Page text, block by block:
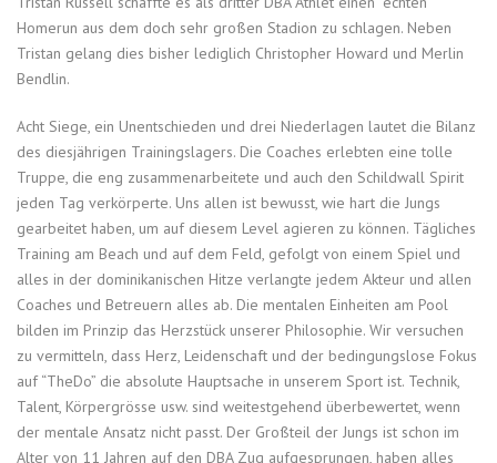
Homerun aus dem doch sehr großen Stadion zu schlagen. Neben
Tristan gelang dies bisher lediglich Christopher Howard und Merlin
Bendlin.
Acht Siege, ein Unentschieden und drei Niederlagen lautet die Bilanz
des diesjährigen Trainingslagers. Die Coaches erlebten eine tolle
Truppe, die eng zusammenarbeitete und auch den Schildwall Spirit
jeden Tag verkörperte. Uns allen ist bewusst, wie hart die Jungs
gearbeitet haben, um auf diesem Level agieren zu können. Tägliches
Training am Beach und auf dem Feld, gefolgt von einem Spiel und
alles in der dominikanischen Hitze verlangte jedem Akteur und allen
Coaches und Betreuern alles ab. Die mentalen Einheiten am Pool
bilden im Prinzip das Herzstück unserer Philosophie. Wir versuchen
zu vermitteln, dass Herz, Leidenschaft und der bedingungslose Fokus
auf “TheDo” die absolute Hauptsache in unserem Sport ist. Technik,
Talent, Körpergrösse usw. sind weitestgehend überbewertet, wenn
der mentale Ansatz nicht passt. Der Großteil der Jungs ist schon im
Alter von 11 Jahren auf den DBA Zug aufgesprungen, haben alles